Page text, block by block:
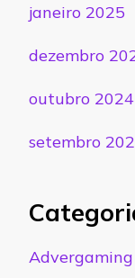
janeiro 2025
dezembro
outubro 2024
setembro
Advergaming